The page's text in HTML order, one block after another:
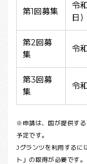
第1回募集
令
日）
第2回募
集
令
第3回募
集
令
※申請は、国が提供す
予定です。
Jグランツを利用するに
ト」の取得が必要です。